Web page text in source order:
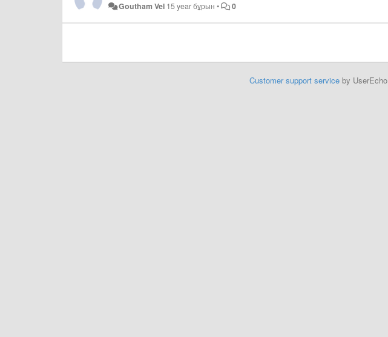
Goutham Vel 15 year бұрын • 0
Customer support serviceby UserEcho